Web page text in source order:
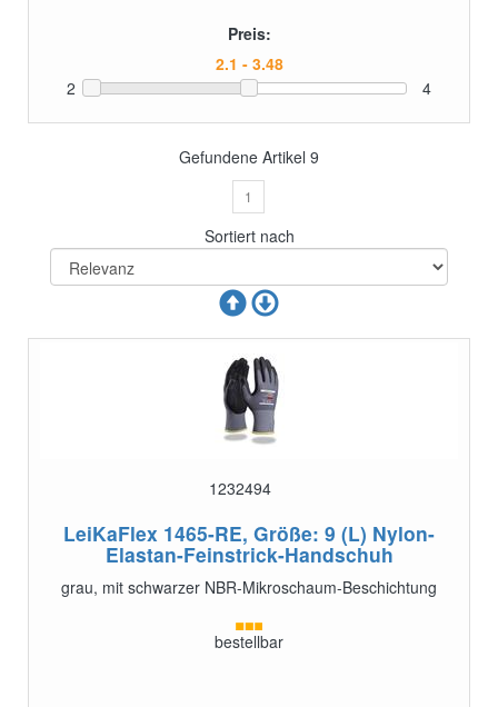
Preis:
2 4
Gefundene Artikel 9
1
Sortiert nach
1232494
LeiKaFlex 1465-RE, Größe: 9 (L) Nylon-
Elastan-Feinstrick-Handschuh
grau, mit schwarzer NBR-Mikroschaum-Beschichtung
bestellbar